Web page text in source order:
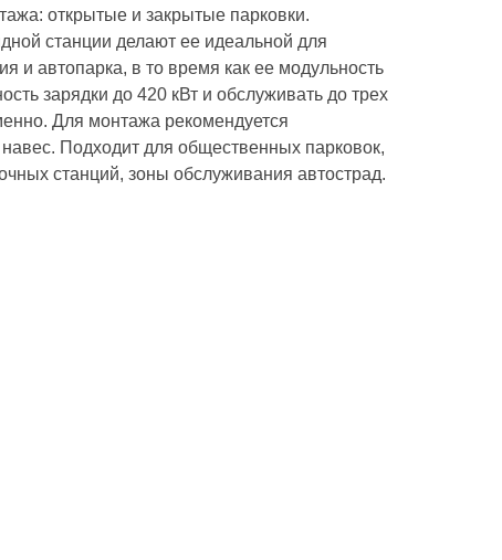
открытые и закрытые парковки.
станции делают ее идеальной для
и автопарка, в то время как ее модульность
зарядки до 420 кВт и обслуживать до трех
Для монтажа рекомендуется
навес. Подходит для общественных парковок,
станций, зоны обслуживания автострад.